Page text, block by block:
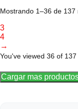
Mostrando 1–36 de 137
3
4
→
You've viewed 36 of
Cargar mas